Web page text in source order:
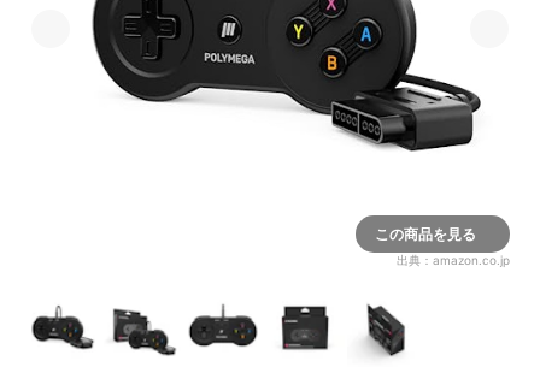
この商品を見る
出典： amazon.co.jp